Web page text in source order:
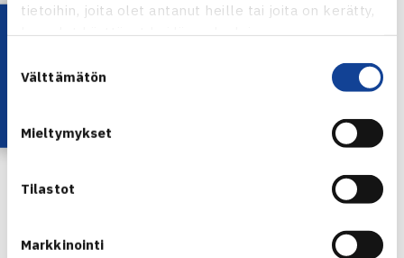
tietoihin, joita olet antanut heille tai joita on kerätty,
kun olet käyttänyt heidän palvelujaan.
valinta
Välttämätön
Mieltymykset
Tilastot
Markkinointi
Emil Ruusuvuori, kuva: Piombinon ITF-
Lataa OmaTennis!